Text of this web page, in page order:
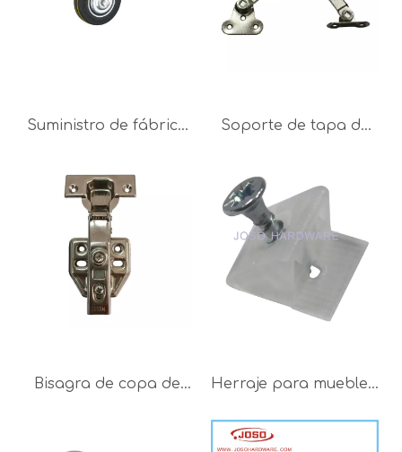
Suministro de fábrica
con ruedas de
plástico de 75 mm de
diámetro y 85 mm
Soporte de tapa de
puerta abatible para
armario de cocina
Bisagra de copa de
Herraje para muebles,
herrajes para